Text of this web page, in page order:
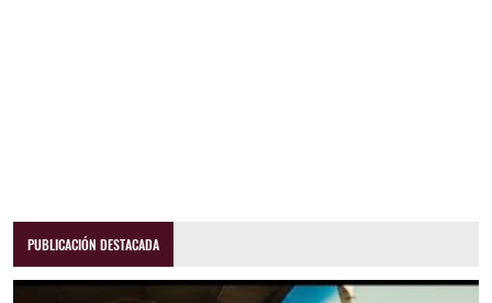
PUBLICACIÓN DESTACADA